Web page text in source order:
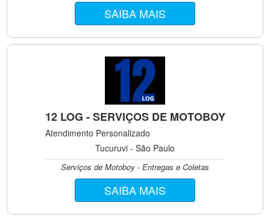
SAIBA MAIS
12 LOG - SERVIÇOS DE MOTOBOY
Atendimento Personalizado
Tucuruvi - São Paulo
Serviços de Motoboy - Entregas e Coletas
SAIBA MAIS